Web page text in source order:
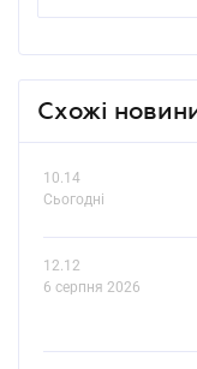
Схожі
10.14
Сьогодні
12.12
6 серпня 2026